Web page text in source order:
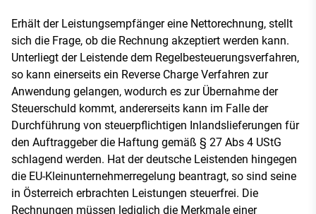
Erhält der Leistungsempfänger eine Nettorechnung, stellt
sich die Frage, ob die Rechnung akzeptiert werden kann.
Unterliegt der Leistende dem Regelbesteuerungsverfahren,
so kann einerseits ein Reverse Charge Verfahren zur
Anwendung gelangen, wodurch es zur Übernahme der
Steuerschuld kommt, andererseits kann im Falle der
Durchführung von steuerpflichtigen Inlandslieferungen für
den Auftraggeber die Haftung gemäß § 27 Abs 4 UStG
schlagend werden. Hat der deutsche Leistenden hingegen
die EU-Kleinunternehmerregelung beantragt, so sind seine
in Österreich erbrachten Leistungen steuerfrei. Die
Rechnungen müssen lediglich die Merkmale einer